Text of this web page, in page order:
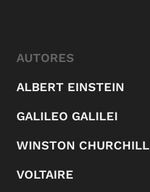
AUTORES
ALBERT EINSTEIN
GALILEO GALILEI
WINSTON CHURCHILL
VOLTAIRE